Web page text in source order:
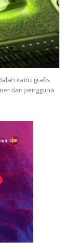
kartu grafis
dan pengguna